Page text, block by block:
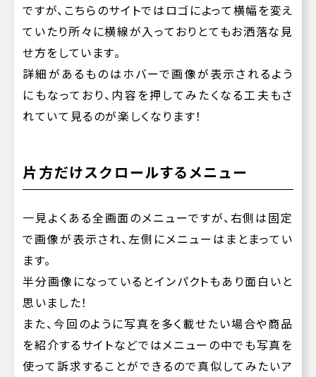
ですが、こちらのサイトではロゴによって横幅を変え
ていたり所々に横線が入っておりとてもお洒落な見
せ方をしています。
詳細があるものはホバーで画像が表示されるよう
にもなっており、内容を押してみたくなる工夫もさ
れていて見るのが楽しくなります！
片方だけスクロールするメニュー
一見よくある全画面のメニューですが、右側は固定
で画像が表示され、左側にメニューはまとまってい
ます。
半分画像になっているとインパクトもあり面白いと
思いました！
また、今回のように写真を多く載せたい場合や商品
を紹介するサイトなどではメニューの中でも写真を
使って訴求することができるので真似してみたいア